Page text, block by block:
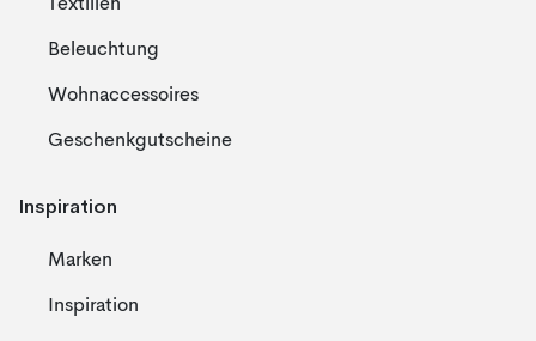
Textilien
Beleuchtung
Wohnaccessoires
Geschenkgutscheine
Inspiration
Marken
Inspiration